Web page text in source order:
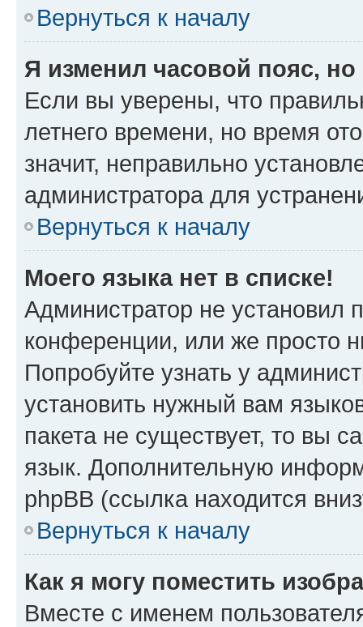
Вернуться к началу
Я изменил часовой пояс,
Если вы уверены, что
летнего времени, но время
значит, неправильно
администратора для
Вернуться к началу
Моего языка нет в списке!
Администратор не установил
конференции, или же просто
Попробуйте узнать у
установить нужный вам
пакета не существует, то вы
язык. Дополнительную
phpBB (ссылка находится
Вернуться к началу
Как я могу поместить
Вместе с именем